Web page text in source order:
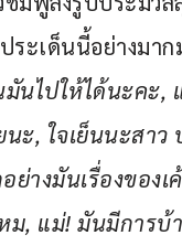
ะเด็นนี้อย่างมาก
นไปให้ได้นะคะ,
นะ, ใจเย็นนะสา
ย่างมันเรื่องของ
ม, แม่! มันมีการ